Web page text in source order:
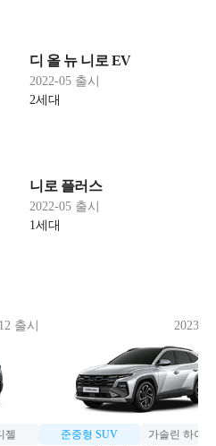
디 올 뉴 니로 EV
2022-05 출시
2세대
니로 플러스
2022-05 출시
1세대
젤
출시
준중형 SUV 가솔린 하이
2023-